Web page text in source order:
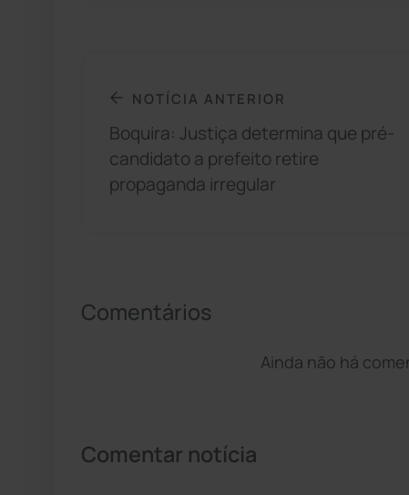
NOTÍCIA ANTERIOR
Boquira: Justiça determina que pré-
candidato a prefeito retire
propaganda irregular
Comentários
Ainda não há
Comentar notícia